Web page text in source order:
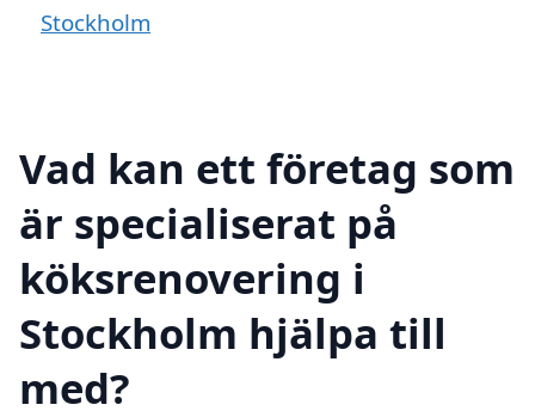
Stockholm
Vad kan ett företag som
är specialiserat på
köksrenovering i
Stockholm hjälpa till
med?